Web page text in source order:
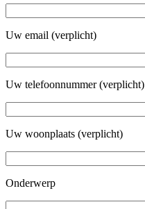
Uw email (verplicht)
Uw telefoonnummer (verplicht)
Uw woonplaats (verplicht)
Onderwerp